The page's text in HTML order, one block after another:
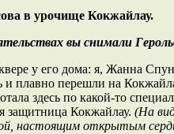
в урочище Кокжайлау.
вы снимали
у его дома: я, Жанна
плавно перешли на
здесь по какой-то
защитница Кокжайлау. (На
настоящим открытым